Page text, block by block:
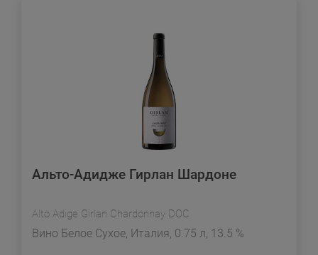
Альто-Адидже Гирлан Шардоне
Alto Adige Girlan Chardonnay DOC
Вино Белое Сухое, Италия, 0.75 л, 13.5 %